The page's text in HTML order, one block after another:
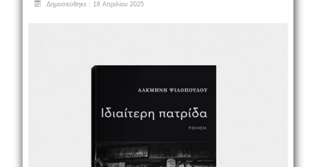
Δημοσιεύθηκε : 18 Απριλίου 2025